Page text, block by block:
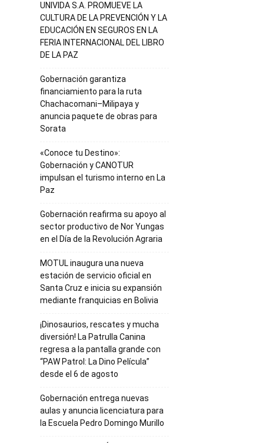
UNIVIDA S.A. PROMUEVE LA
CULTURA DE LA PREVENCIÓN Y LA
EDUCACIÓN EN SEGUROS EN LA
FERIA INTERNACIONAL DEL LIBRO
DE LA PAZ
Gobernación garantiza
financiamiento para la ruta
Chachacomani–Milipaya y
anuncia paquete de obras para
Sorata
«Conoce tu Destino»:
Gobernación y CANOTUR
impulsan el turismo interno en La
Paz
Gobernación reafirma su apoyo al
sector productivo de Nor Yungas
en el Día de la Revolución Agraria
MOTUL inaugura una nueva
estación de servicio oficial en
Santa Cruz e inicia su expansión
mediante franquicias en Bolivia
¡Dinosaurios, rescates y mucha
diversión! La Patrulla Canina
regresa a la pantalla grande con
“PAW Patrol: La Dino Película”
desde el 6 de agosto
Gobernación entrega nuevas
aulas y anuncia licenciatura para
la Escuela Pedro Domingo Murillo